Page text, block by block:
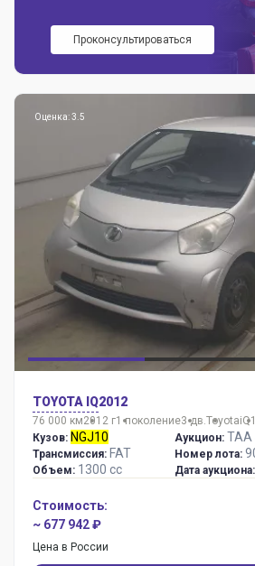
Проконсультироваться
Оценка: 3.5
TOYOTA IQ2012
76 000 км2012 г1 поколение3 дв.ToyotaiQ
Кузов: NGJ10
Трансмиссия: FAT
Объем: 1300 сс
Аукцион: TAA
Номер лота:
Дата аукциона:
Стоимость:
~ 677 942 ₽
Цена в России